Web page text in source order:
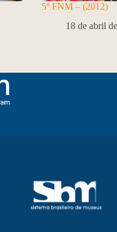
5º FNM – (2012)
18 de abril